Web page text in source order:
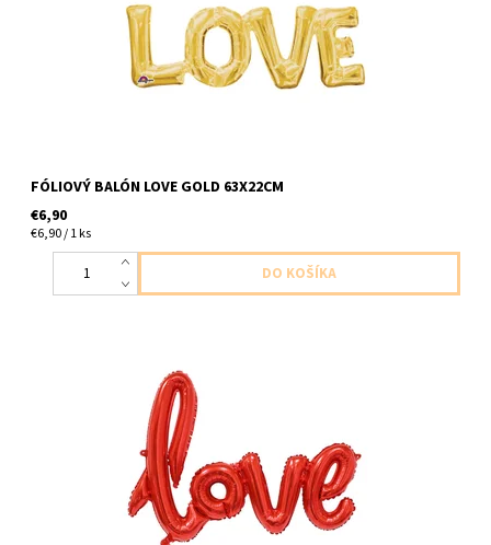
FÓLIOVÝ BALÓN LOVE GOLD 63X22CM
€6,90
€6,90 / 1 ks
foliovy napis laska cerveny 1ks v baleni dlzka 68cm POZOR -
nefúkať héliom, balón by sa nevznášal v baleni je slamka na